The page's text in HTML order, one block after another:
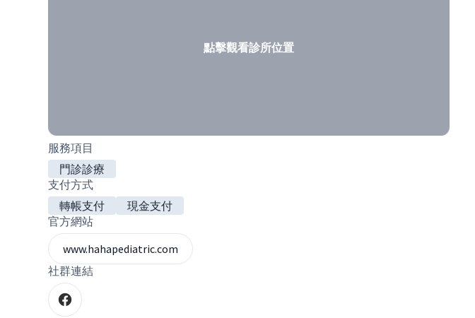
點擊觀看診所位置
服務項目
門診診療
支付方式
轉帳支付
現金支付
官方網站
www.hahapediatric.com
社群連結